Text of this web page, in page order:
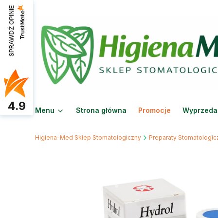
Menu Strona główna Promocje
Higiena-Med Sklep Stomatologiczny Preparaty
SPRAWDŹ OPINIE
4.9